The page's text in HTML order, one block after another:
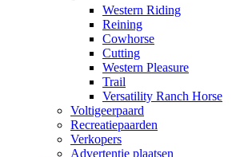
Western Riding
Reining
Cowhorse
Cutting
Western Pleasure
Trail
Versatility Ranch Horse
Voltigeerpaard
Recreatiepaarden
Verkopers
Advertentie plaatsen